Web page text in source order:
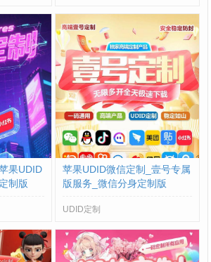
果UDID
制版
苹果UDID微信定制_壹号专属
版服务_微信分身定制版
UDID定制